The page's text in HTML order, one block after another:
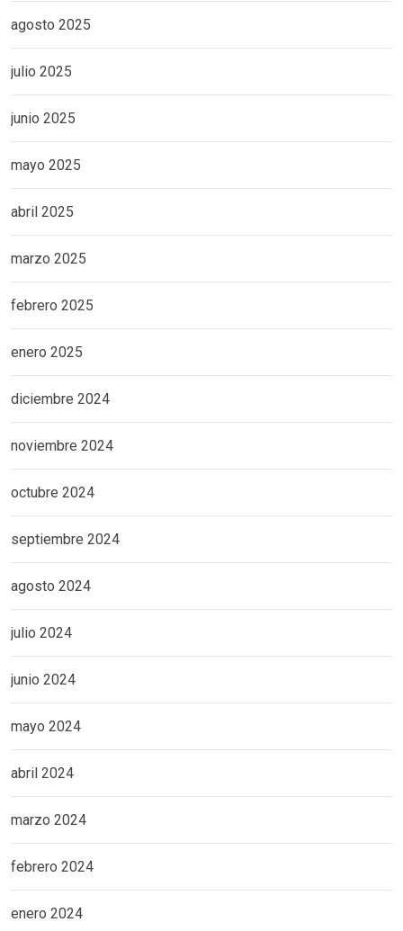
agosto 2025
julio 2025
junio 2025
mayo 2025
abril 2025
marzo 2025
febrero 2025
enero 2025
diciembre 2024
noviembre 2024
octubre 2024
septiembre 2024
agosto 2024
julio 2024
junio 2024
mayo 2024
abril 2024
marzo 2024
febrero 2024
enero 2024